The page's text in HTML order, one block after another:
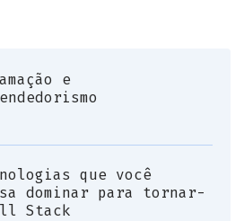
e
que você
dominar para tornar-
Stack